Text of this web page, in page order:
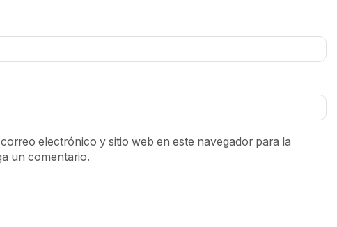
electrónico y sitio web en este navegador para la
un comentario.